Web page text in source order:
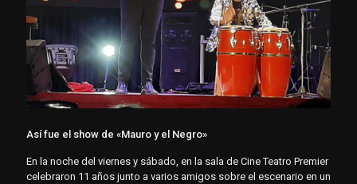
Así fue el show de «Mauro y el Negro»
En la noche del viernes y sábado, en la sala de Cine Teatro Premier
celebraron 11 años junto a varios amigos sobre el escenario en un